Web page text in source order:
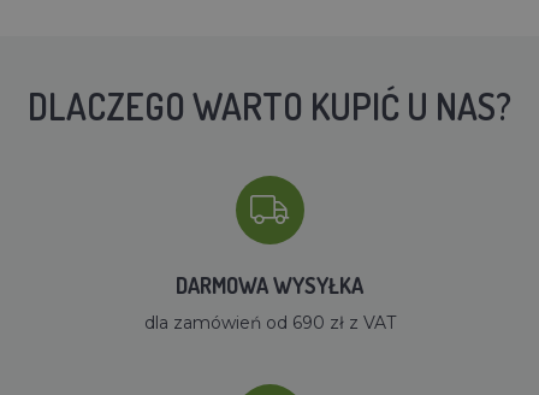
DLACZEGO WARTO KUPIĆ U NAS?
DARMOWA WYSYŁKA
dla zamówień od 690 zł z VAT